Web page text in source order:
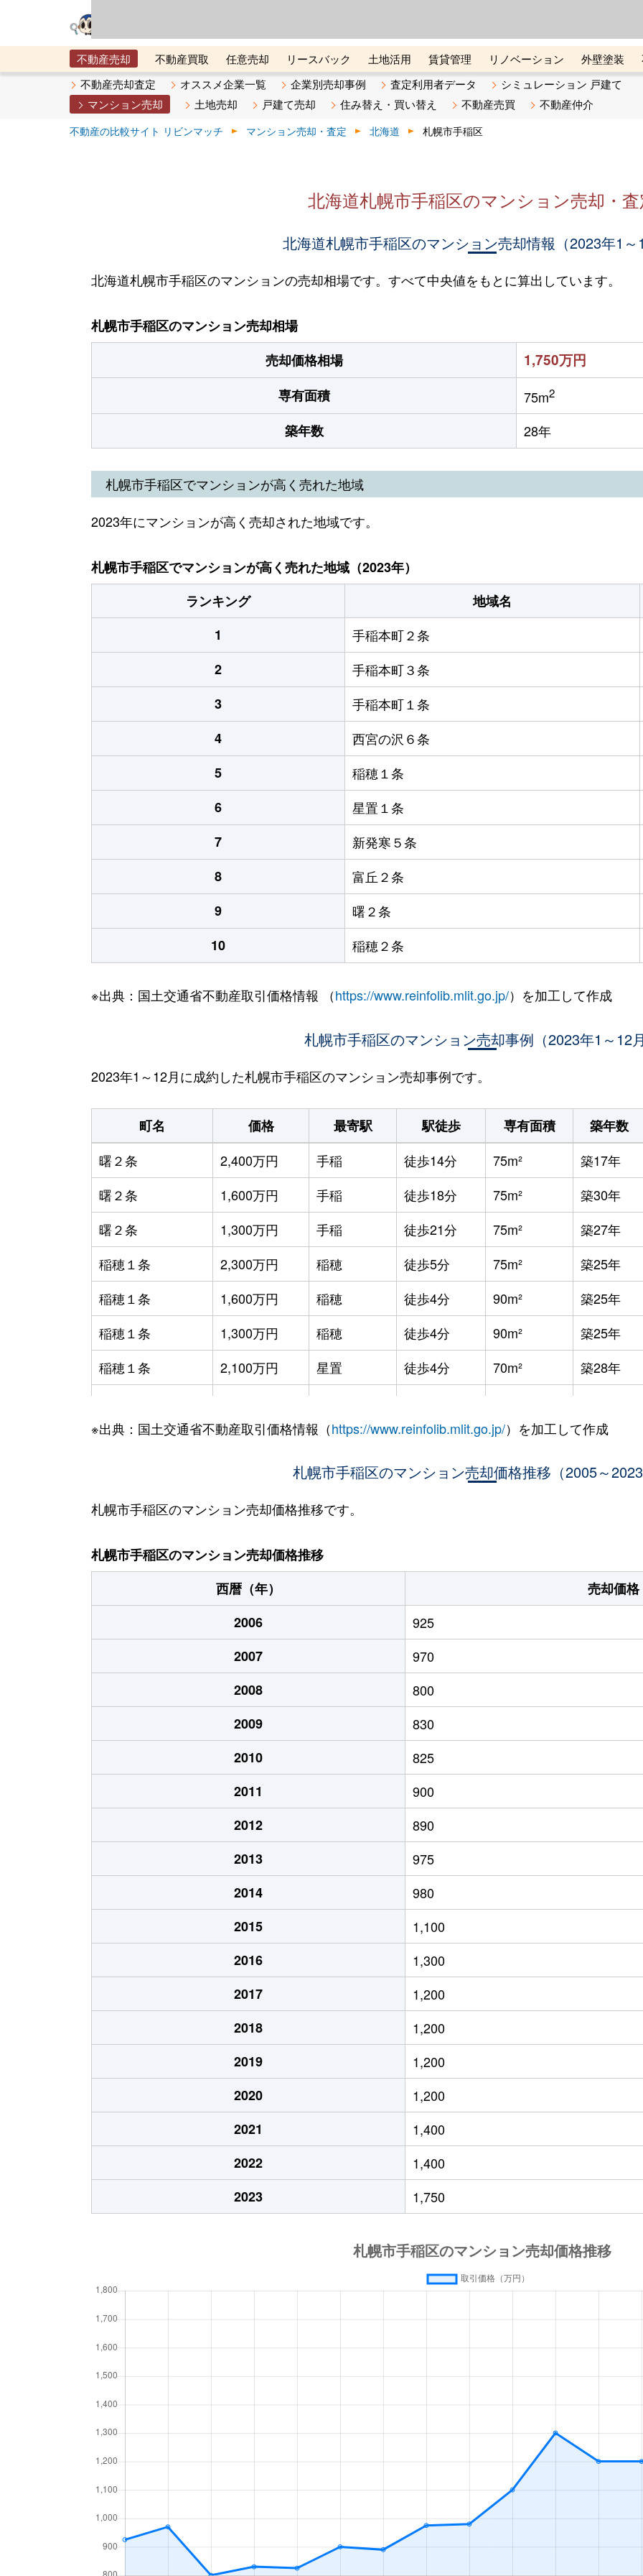
不動産売却 不動産買取 任意売却 リースバック 土地活用 賃貸管理 リノベーション 外壁塗装
メタ住宅展示場
ベスト不動産カンパニー オンライン講座 リビンマガジンBiz 不動産売却ご相談デスク
不動産売却査定 オススメ企業一覧 企業別売却事例 査定利用者データ
シミュレーション 戸建て
マンション売却
土地売却 戸建て売却 住み替え・買い替え 不動産売買 不動産仲介
不動産の比較サイト リビンマッチ マンション売却・査定 北海道 札幌市手稲区
北海道札幌市手稲区のマンション売却・査
北海道札幌市手稲区のマンション売却情報（2023年1～
北海道札幌市手稲区のマンションの売却相場です。すべて中央値をもとに算出しています。
札幌市手稲区のマンション売却相場
売却価格相場
1,750万円
専有面積 75m2
築年数 28年
札幌市手稲区でマンションが高く売れた地域
2023年にマンションが高く売却された地域です。
札幌市手稲区でマンションが高く売れた地域（2023年）
ランキング
地域名
1
手稲本町２条
2
手稲本町３条
3
手稲本町１条
4
西宮の沢６条
5
稲穂１条
6
星置１条
7
新発寒５条
8
富丘２条
9
曙２条
10
稲穂２条
※出典：国土交通省不動産取引価格情報 （https://www.reinfolib.mlit.go.jp/）を加工して作成
札幌市手稲区のマンション売却事例（2023年1～12月
2023年1～12月に成約した札幌市手稲区のマンション売却事例です。
町名 価格 最寄駅 駅徒歩 専有面積 築年数
曙２条
2,400万円 手稲 徒歩14分 75m² 築17年
曙２条
1,600万円 手稲 徒歩18分 75m² 築30年
曙２条
1,300万円 手稲 徒歩21分 75m² 築27年
稲穂１条
2,300万円 稲穂 徒歩5分 75m² 築25年
稲穂１条
1,600万円 稲穂 徒歩4分 90m² 築25年
稲穂１条
1,300万円 稲穂 徒歩4分 90m² 築25年
稲穂１条
2,100万円 星置 徒歩4分 70m² 築28年
稲穂１条
2,200万円 星置 徒歩6分 80m² 築29年
稲穂 徒歩8分 70m² 築29年
稲穂２条
1,300万円 稲穂
稲穂３条
1,400万円 稲穂 徒歩9分 70m² -
新発寒５条
1,700万円 稲積公園 徒歩28分 70m² 築32年
手稲本町１条
2,400万円 手稲 徒歩3分 95m² 築22年
手稲本町２条
3,000万円 手稲 徒歩5分 95m² 築15年
手稲本町２条
2,500万円 手稲 徒歩5分 65m² 築36年
手稲本町３条
2,400万円 手稲 徒歩6分 90m² 築22年
富丘２条
2,500万円 稲積公園 徒歩9分 75m² 築28年
1,600万円
1,400万円 徒歩9分
2,000万円 徒歩9分
2,200万円 徒歩25分
2,300万円 徒歩5分
1,800万円 徒歩2分
1,500万円 徒歩5分
1,400万円 徒歩19分
1,900万円 徒歩18分
910万円 徒歩15分
※出典：国土交通省不動産取引価格情報（https://www.reinfolib.mlit.go.jp/）を加工して作成
札幌市手稲区のマンション売却価格推移（2005～2023
札幌市手稲区のマンション売却価格推移です。
札幌市手稲区のマンション売却価格推移
西暦（年）
売却価格
2006
925
2007
970
2008
800
2009
830
2010
825
2011
900
2012
890
2013
975
2014
980
2015
1,100
2016
1,300
2017
1,200
2018
1,200
2019
1,200
2020
1,200
2021
1,400
2022
1,400
2023
1,750